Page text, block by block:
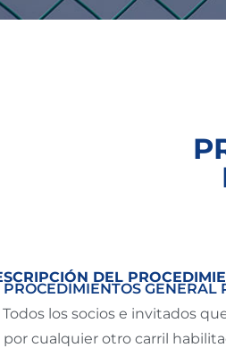
DEL
PROCEDIMIENTOS
Todos los socios e invitados
por cualquier otro carril